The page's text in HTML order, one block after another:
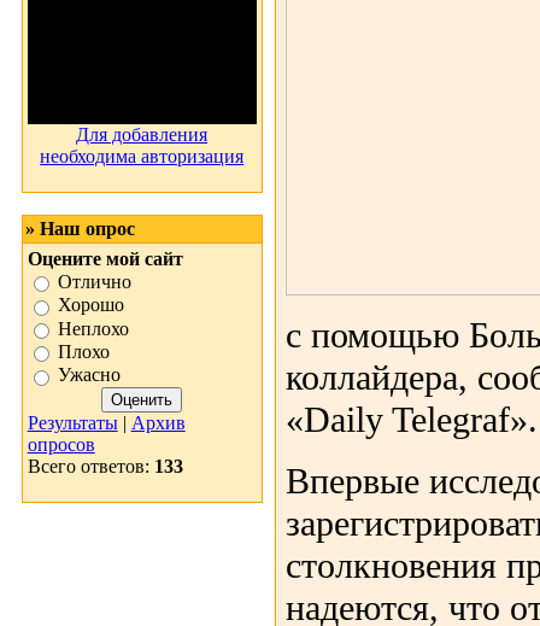
Для добавления
необходима авторизация
» Наш опрос
Оцените мой сайт
Отлично
Хорошо
Неплохо
Плохо
Ужасно
Результаты| Архив
опросов
Всего ответов: 133
с помощью
коллайдера,
«Daily Telegraf».
Впервые
столкновения
надеются, что